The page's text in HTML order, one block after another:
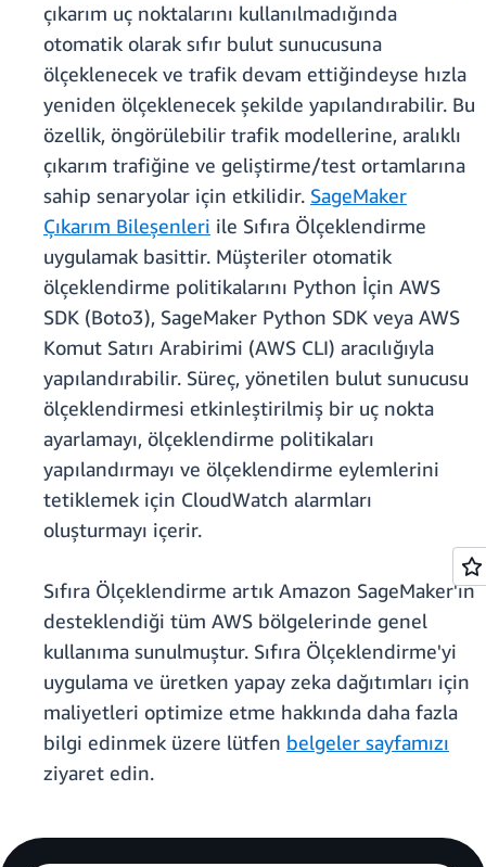
çıkarım uç noktalarını kullanılmadığında
otomatik olarak sıfır bulut sunucusuna
ölçeklenecek ve trafik devam ettiğindeyse hızla
yeniden ölçeklenecek şekilde yapılandırabilir. Bu
özellik, öngörülebilir trafik modellerine, aralıklı
çıkarım trafiğine ve geliştirme/test ortamlarına
sahip senaryolar için etkilidir. SageMaker
Çıkarım Bileşenleri ile Sıfıra Ölçeklendirme
uygulamak basittir. Müşteriler otomatik
ölçeklendirme politikalarını Python İçin AWS
SDK (Boto3), SageMaker Python SDK veya AWS
Komut Satırı Arabirimi (AWS CLI) aracılığıyla
yapılandırabilir. Süreç, yönetilen bulut sunucusu
ölçeklendirmesi etkinleştirilmiş bir uç nokta
ayarlamayı, ölçeklendirme politikaları
yapılandırmayı ve ölçeklendirme eylemlerini
tetiklemek için CloudWatch alarmları
oluşturmayı içerir.
Sıfıra Ölçeklendirme artık Amazon SageMaker'ın
desteklendiği tüm AWS bölgelerinde genel
kullanıma sunulmuştur. Sıfıra Ölçeklendirme'yi
uygulama ve üretken yapay zeka dağıtımları için
maliyetleri optimize etme hakkında daha fazla
bilgi edinmek üzere lütfen belgeler sayfamızı
ziyaret edin.